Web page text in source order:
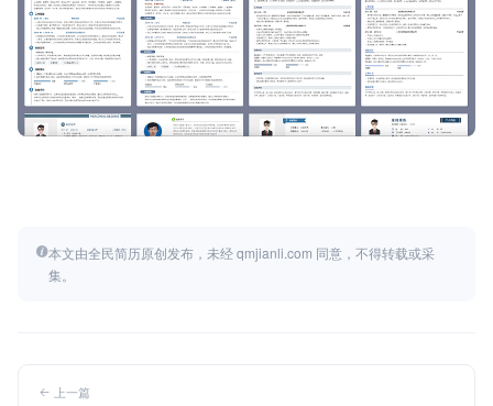
本文由全民简历原创发布，未经 qmjianli.com 同意，不得转载或采
集。
上一篇